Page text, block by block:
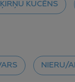
KUCĒNS
NIERU/